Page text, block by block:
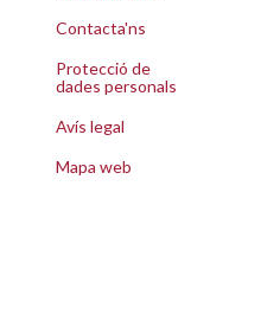
Contacta'ns
Protecció de
dades personals
Avís legal
Mapa web